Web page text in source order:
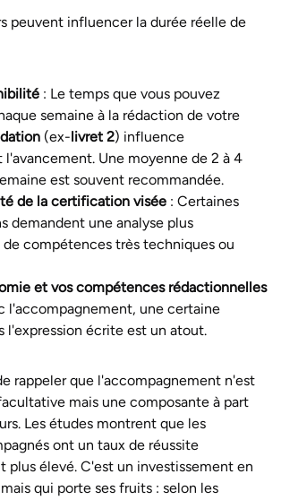
peuvent influencer la durée réelle de
: Le temps que vous pouvez
semaine à la rédaction de votre
(ex-livret 2) influence
Une moyenne de 2 à 4
est souvent recommandée.
de la certification visée : Certaines
demandent une analyse plus
compétences très techniques ou
et vos compétences rédactionnelles
l'accompagnement, une certaine
l'expression écrite est un atout.
rappeler que l'accompagnement n'est
mais une composante à part
Les études montrent que les
ont un taux de réussite
plus élevé. C'est un investissement en
qui porte ses fruits : selon les